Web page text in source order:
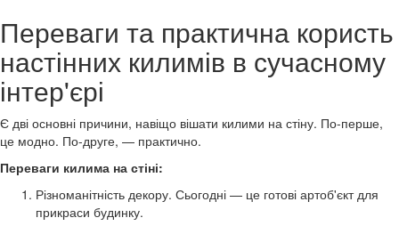
Переваги та практична користь
настінних килимів в сучасному
інтер'єрі
Є дві основні причини, навіщо вішати килими на стіну. По-перше,
це модно. По-друге, — практично.
Переваги килима на стіні:
Різноманітність декору. Сьогодні — це готові артоб'єкт для
прикраси будинку.